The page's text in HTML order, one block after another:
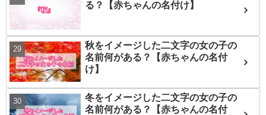
る？【赤ちゃんの名付け】
秋をイメージした二文字の女の子の
名前何がある？【赤ちゃんの名付
け】
冬をイメージした二文字の女の子の
名前何がある？【赤ちゃんの名付